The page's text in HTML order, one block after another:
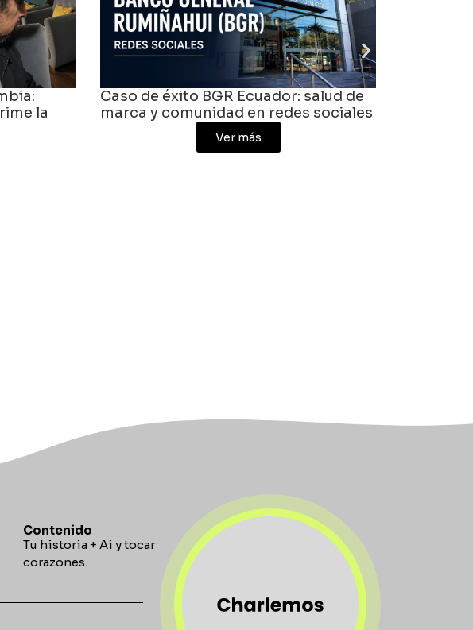
de éxito BGR Ecuador: salud de
y comunidad en redes sociales
Qué es una agencia
Colombia
Contenido
Tu historia + Ai y tocar
corazones.